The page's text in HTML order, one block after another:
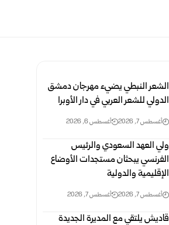
الشعر النبطي يضيء مهرجان دمشق
الدولي للشعر العربي في دار الأوبرا
أغسطس 7, 2026 أغسطس 6, 2026
ولي العهد السعودي والرئيس
الفرنسي يبحثان مستجدات الأوضاع
الإقليمية والدولية
أغسطس 7, 2026 أغسطس 7, 2026
قاديش يلتقي مع المديرة الجديدة